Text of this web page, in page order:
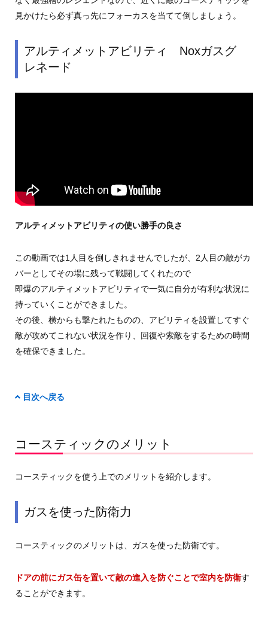
見かけたら必ず真っ先にフォーカスを当てて倒しましょう。
アルティメットアビリティ Noxガスグ
レネード
アルティメットアビリティの使い勝手の良さ
この動画では1人目を倒しきれませんでしたが、2人目の敵がカ
バーとしてその場に残って戦闘してくれたので
即爆のアルティメットアビリティで一気に自分が有利な状況に
持っていくことができました。
その後、横からも撃たれたものの、アビリティを設置してすぐ
敵が攻めてこれない状況を作り、回復や索敵をするための時間
を確保できました。
目次へ戻る
コースティックのメリット
コースティックを使う上でのメリットを紹介します。
ガスを使った防衛力
コースティックのメリットは、ガスを使った防衛です。
ドアの前にガス缶を置いて敵の進入を防ぐことで室内を防衛す
ることができます。